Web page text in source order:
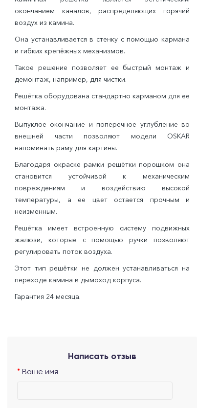
окончанием каналов, распределяющих горячий
воздух из камина.
Она устанавливается в стенку с помощью кармана
и гибких крепёжных механизмов.
Такое решение позволяет ее быстрый монтаж и
демонтаж, например, для чистки.
Решётка оборудована стандартно карманом для ее
монтажа.
Выпуклое окончание и поперечное углубление во
внешней части позволяют модели OSKAR
напоминать раму для картины.
Благодаря окраске рамки решётки порошком она
становится устойчивой к механическим
повреждениям и воздействию высокой
температуры, а ее цвет остается прочным и
неизменным.
Решётка имеет встроенную систему подвижных
жалюзи, которые с помощью ручки позволяют
регулировать поток воздуха.
Этот тип решётки не должен устанавливаться на
переходе камина в дымоход корпуса.
Гарантия 24 месяца.
Написать отзыв
Ваше имя